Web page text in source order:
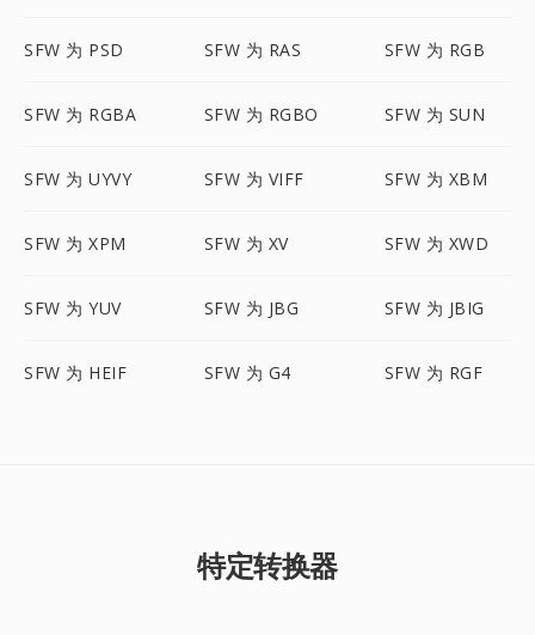
SFW 为 PSD SFW 为 RAS SFW 为 RGB
SFW 为 RGBA SFW 为 RGBO SFW 为 SUN
SFW 为 UYVY SFW 为 VIFF SFW 为 XBM
SFW 为 XPM SFW 为 XV SFW 为 XWD
SFW 为 YUV SFW 为 JBG SFW 为 JBIG
SFW 为 HEIF SFW 为 G4 SFW 为 RGF
特定转换器